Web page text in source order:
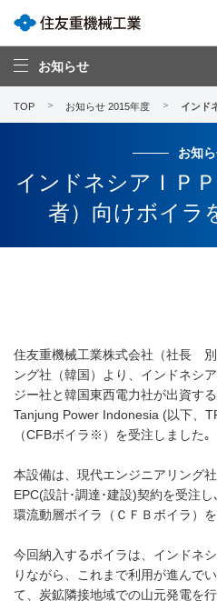
お知らせ
TOP お知らせ 2015年度 インド
お知
インドネシアＩＰ
者）向けボイラ
住友重機械工業株式会社（社長
ング社（韓国）より、インドネシ
ジー社と韓国東西電力社が出資す
Tanjung Power Indonesia (以下、
（CFBボイラ※）を受注しました｡
本設備は、現代エンジニアリング
EPC(設計･調達･建設)契約を受注
環流動層ボイラ（ＣＦＢボイラ）
今回納入するボイラは、インドネ
りながら、これまで利用が進んで
て、炭鉱隣接地域での山元発電を